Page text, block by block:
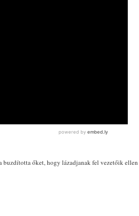
buzdította őket, hogy lázadjanak fel vezetőik